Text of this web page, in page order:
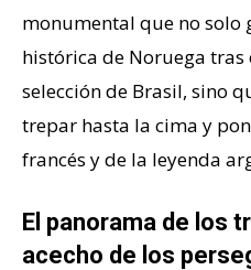
monumental que no solo
histórica de Noruega
selección de Brasil, sino
trepar hasta la cima y
francés y de la leyenda
El panorama de los
acecho de los